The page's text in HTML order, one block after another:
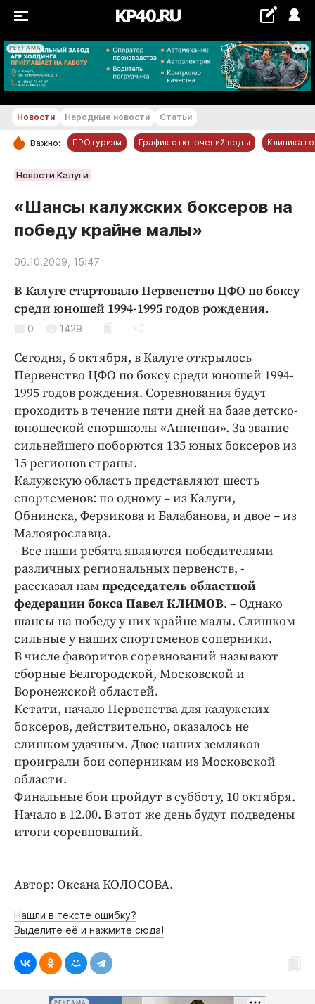
РЕКЛАМА
+26...+27 °С
РУБРИКИ
Новости компаний
Статьи
Народные новости
Благоустройство
Криминал
Недвижимость и ЖКХ
Образование
Общество
Погода
Праздники
Происшествия
Спорт
Экономика и бизнес
ПРОЕКТЫ
Блоги
Издания
Медиаперсона
Интересное чтиво
Клиника года
Бренд года
Работодатель года
Новости Народные новости Статьи
Важно: ПРОтуризм График отключений воды Клиника
Новости Калуги
«Шансы калужских боксеров на
победу крайне малы»
06.10.2009, 15:47
В Калуге стартовало Первенство ЦФО по боксу
среди юношей 1994-1995 годов рождения.
0 1429
Сегодня, 6 октября, в Калуге открылось
Первенство ЦФО по боксу среди юношей 1994-
1995 годов рождения. Соревнования будут
проходить в течение пяти дней на базе детско-
юношеской споршколы «Анненки». За звание
сильнейшего поборются 135 юных боксеров из
15 регионов страны.
Калужскую область представляют шесть
спортсменов: по одному – из Калуги,
Обнинска, Ферзикова и Балабанова, и двое – из
Малоярославца.
- Все наши ребята являются победителями
различных региональных первенств, -
рассказал нампредседатель областной
федерации бокса Павел КЛИМОВ. – Однако
шансы на победу у них крайне малы. Слишком
сильные у наших спортсменов соперники.
В числе фаворитов соревнований называют
сборные Белгородской, Московской и
Воронежской областей.
Кстати, начало Первенства для калужских
боксеров, действительно, оказалось не
слишком удачным. Двое наших земляков
проиграли бои соперникам из Московской
области.
Финальные бои пройдут в субботу, 10 октября.
Начало в 12.00. В этот же день будут подведены
итоги соревнований.
Автор: Оксана КОЛОСОВА.
Нашли в тексте ошибку?
Выделите её и нажмите сюда!
РЕКЛАМА